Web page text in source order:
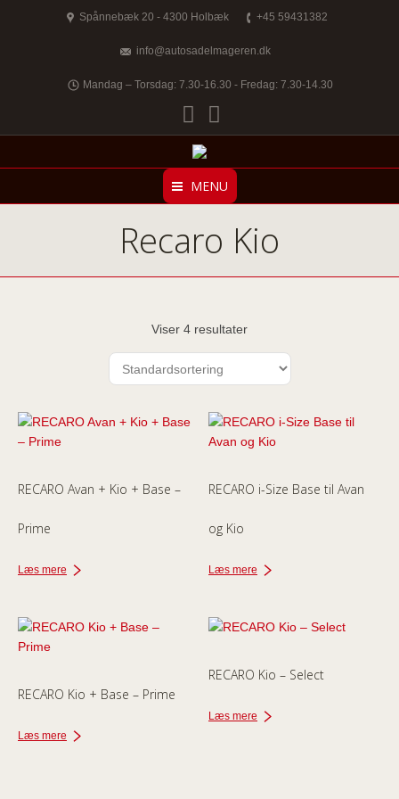
Spånnebæk 20 - 4300 Holbæk +45 59431382
info@autosadelmageren.dk
Mandag – Torsdag: 7.30-16.30 - Fredag: 7.30-14.30
Facebook
MENU
Recaro Kio
Viser 4 resultater
RECARO Avan + Kio + Base –
Prime
Læs mere
RECARO i-Size Base til Avan
og Kio
Læs mere
RECARO Kio + Base – Prime
Læs mere
RECARO Kio – Select
Læs mere